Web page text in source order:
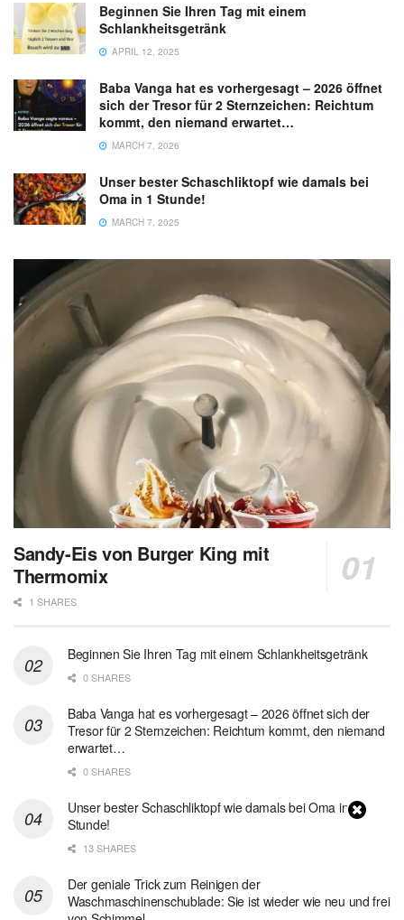
Beginnen Sie Ihren Tag mit einem
Schlankheitsgetränk
APRIL 12, 2025
Baba Vanga hat es vorhergesagt – 2026 öffnet
sich der Tresor für 2 Sternzeichen: Reichtum
kommt, den niemand erwartet…
MARCH 7, 2026
Unser bester Schaschliktopf wie damals bei
Oma in 1 Stunde!
MARCH 7, 2025
Sandy-Eis von Burger King mit
Thermomix
1 SHARES
Beginnen Sie Ihren Tag mit einem Schlankheitsgetränk
0 SHARES
Baba Vanga hat es vorhergesagt – 2026 öffnet sich der
Tresor für 2 Sternzeichen: Reichtum kommt, den niemand
erwartet…
0 SHARES
Unser bester Schaschliktopf wie damals bei Oma in 1
Stunde!
13 SHARES
Der geniale Trick zum Reinigen der
Waschmaschinenschublade: Sie ist wieder wie neu und frei